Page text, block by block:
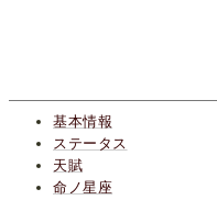
基本情報
ステータス
天賦
命ノ星座